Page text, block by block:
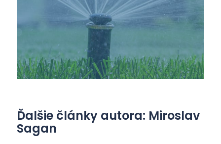
Ďalšie články autora: Miroslav
Sagan